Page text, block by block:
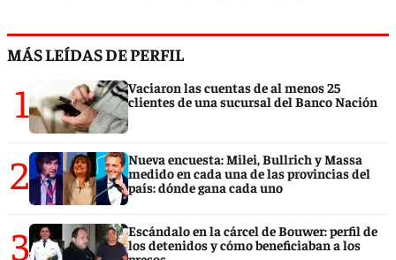
MÁS LEÍDAS DE PERFIL
1
Vaciaron las cuentas de al menos 25
clientes de una sucursal del Banco Nación
2
Nueva encuesta: Milei, Bullrich y Massa
medido en cada una de las provincias del
país: dónde gana cada uno
3
Escándalo en la cárcel de Bouwer: perfil de
los detenidos y cómo beneficiaban a los